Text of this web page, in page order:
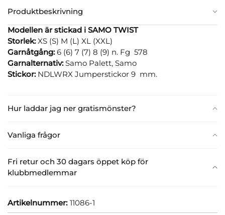
Produktbeskrivning
Hur laddar jag ner gratismönster?
Vanliga frågor
Fri retur och 30 dagars öppet köp för
klubbmedlemmar
Modellen är stickad i SAMO TWIST
Storlek:XS (S) M (L) XL (XXL)
Garnåtgång:6 (6) 7 (7) 8 (9) n. Fg 578
Garnalternativ:Samo Palett, Samo
Stickor: NDLWRX Jumperstickor 9 mm.
Artikelnummer: 11086-1